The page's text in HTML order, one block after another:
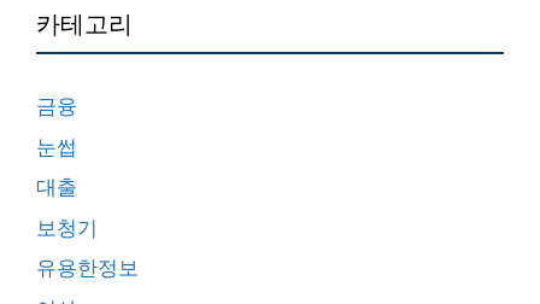
카테고리
금융
눈썹
대출
보청기
유용한정보